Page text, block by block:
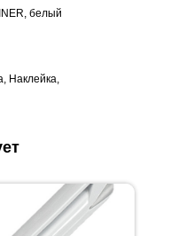
белый
Наклейка,